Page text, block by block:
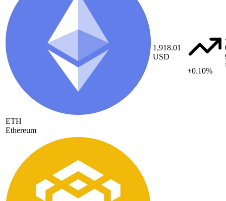
ETH
Ethereum
1,918.01
USD
+0.10%